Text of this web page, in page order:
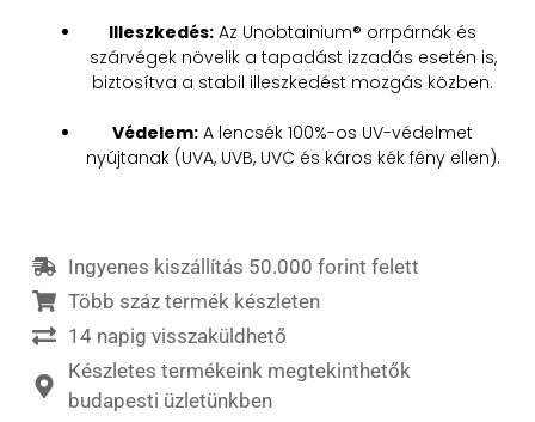
Illeszkedés: Az Unobtainium® orrpárnák és
szárvégek növelik a tapadást izzadás esetén is,
biztosítva a stabil illeszkedést mozgás közben.
Védelem: A lencsék 100%-os UV-védelmet
nyújtanak (UVA, UVB, UVC és káros kék fény ellen).
Ingyenes kiszállítás 50.000 forint felett
Több száz termék készleten
14 napig visszaküldhető
Készletes termékeink megtekinthetők
budapesti üzletünkben